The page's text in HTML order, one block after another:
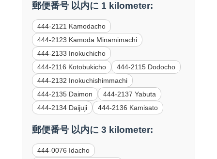
郵便番号 以内に 1 kilometer:
444-2121 Kamodacho
444-2123 Kamoda Minamimachi
444-2133 Inokuchicho
444-2116 Kotobukicho
444-2115 Dodocho
444-2132 Inokuchishimmachi
444-2135 Daimon
444-2137 Yabuta
444-2134 Daijuji
444-2136 Kamisato
郵便番号 以内に 3 kilometer:
444-0076 Idacho